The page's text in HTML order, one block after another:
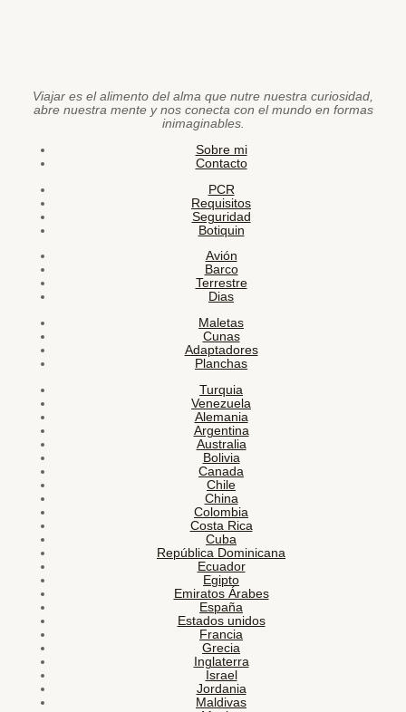
Viajar es el alimento del alma que nutre nuestra curiosidad,
abre nuestra mente y nos conecta con el mundo en formas
inimaginables.
Sobre mi
Contacto
PCR
Requisitos
Seguridad
Botiquin
Avión
Barco
Terrestre
Dias
Maletas
Cunas
Adaptadores
Planchas
Turquia
Venezuela
Alemania
Argentina
Australia
Bolivia
Canada
Chile
China
Colombia
Costa Rica
Cuba
República Dominicana
Ecuador
Egipto
Emiratos Árabes
España
Estados unidos
Francia
Grecia
Inglaterra
Israel
Jordania
Maldivas